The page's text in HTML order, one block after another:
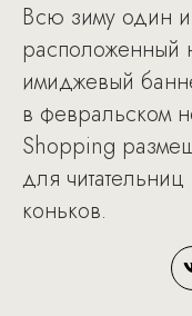
Всю зиму один
расположенный
имиджевый
в февральском
Shopping
для
коньков.